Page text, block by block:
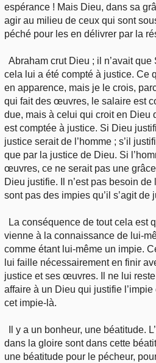
espérance ! Mais Dieu, dans sa
agir au milieu de ceux qui sont
péché pour les en délivrer par la
Abraham crut Dieu ; il n’avait que
cela lui a été compté à justice. Ce
en apparence, mais je le crois,
qui fait des œuvres, le salaire est
due, mais à celui qui croit en Dieu
est comptée à justice. Si Dieu
justice serait de l’homme ; s’il
que par la justice de Dieu. Si
œuvres, ce ne serait pas une
Dieu justifie. Il n’est pas besoin
sont pas des impies qu’il s’agit de
La conséquence de tout cela est
vienne à la connaissance de lui-
comme étant lui-même un impie.
lui faille nécessairement en finir
justice et ses œuvres. Il ne lui
affaire à un Dieu qui justifie
cet impie-là.
Il y a un bonheur, une béatitude.
dans la gloire sont dans cette
une béatitude pour le pécheur,